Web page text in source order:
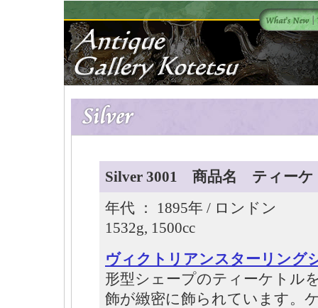
Silver 3001 商品名 ティーケ
年代 ： 1895年 / ロンドン
1532g, 1500cc
ヴィクトリアンスターリング
形型シェープのティーケトル
飾が緻密に飾られています。